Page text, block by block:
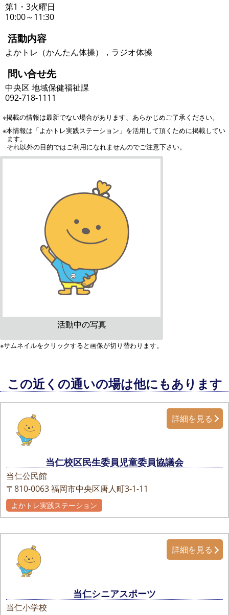
第1・3火曜日
10:00～11:30
活動内容
よかトレ（かんたん体操），ラジオ体操
問い合せ先
中央区 地域保健福祉課
092-718-1111
※掲載の情報は最新でない場合があります、あらかじめご了承ください。
※本情報は「よかトレ実践ステーション」を活用して頂くために掲載してい
ます。
それ以外の目的ではご利用になれませんのでご注意下さい。
活動中の写真
※サムネイルをクリックすると画像が切り替わります。
この近くの通いの場は他にもあります
当仁校区民生委員児童委員協議会
当仁公民館
〒810-0063福岡市中央区唐人町3-1-11
詳細を見る
よかトレ実践ステーション
当仁シニアスポーツ
当仁小学校
詳細を見る